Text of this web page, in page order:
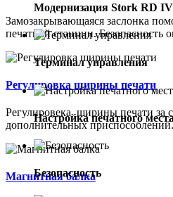
Замозакрывающаяся заслонка
печатной станции. Безопасность
Регулировка ширины печати
Регулировека ширины печати за
дополнительных приспособлений.
Магнитная балка
Модернизация Stork RD IV
Терминал управления
Настройка печатного
Безопасность